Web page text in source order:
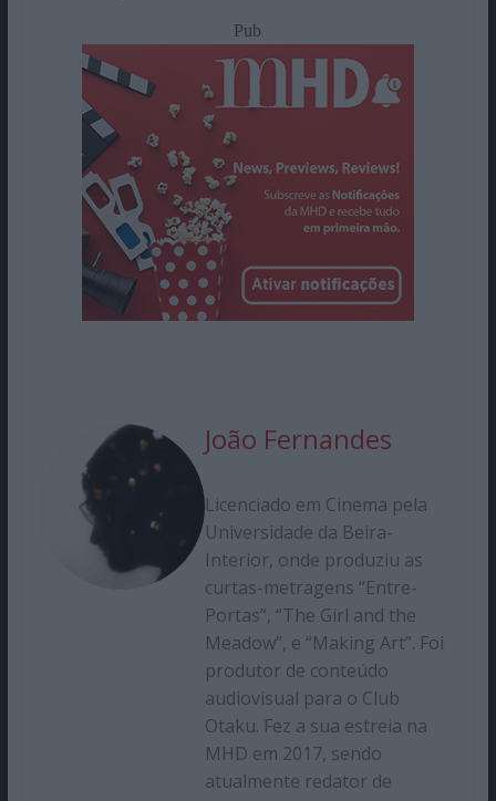
Pub
João Fernandes
Licenciado em Cinema pela
Universidade da Beira-
Interior, onde produziu as
curtas-metragens “Entre-
Portas”, “The Girl and the
Meadow”, e “Making Art”. Foi
produtor de conteúdo
audiovisual para o Club
Otaku. Fez a sua estreia na
MHD em 2017, sendo
atualmente redator de